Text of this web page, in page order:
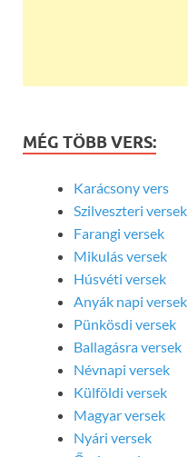
MÉG TÖBB VERS:
Karácsony vers
Szilveszteri versek
Farangi versek
Mikulás versek
Húsvéti versek
Anyák napi versek
Pünkösdi versek
Ballagásra versek
Névnapi versek
Külföldi versek
Magyar versek
Nyári versek